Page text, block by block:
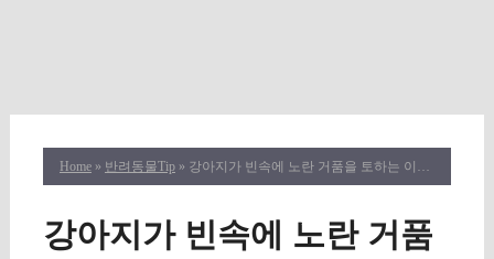
Home » 반려동물Tip » 강아지가 빈속에 노란 거품을 토하는 이유는?
강아지가 빈속에 노란 거품